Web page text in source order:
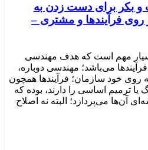
بکر برای دست زدن به
روی فرآیندها و مشتری –
مهم است که هدف مهندسی
می‌باشد؛ مهندسی دوباره،
روی خود سازمان؛ فرآیندها همچون
یا ترمیم اساسی را دارند، بوده که
آن‌ها می‌پردازد؛ البته نه اصلاح